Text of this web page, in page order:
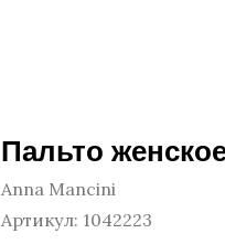
Пальто
Anna Mancini
Артикул: 1042223